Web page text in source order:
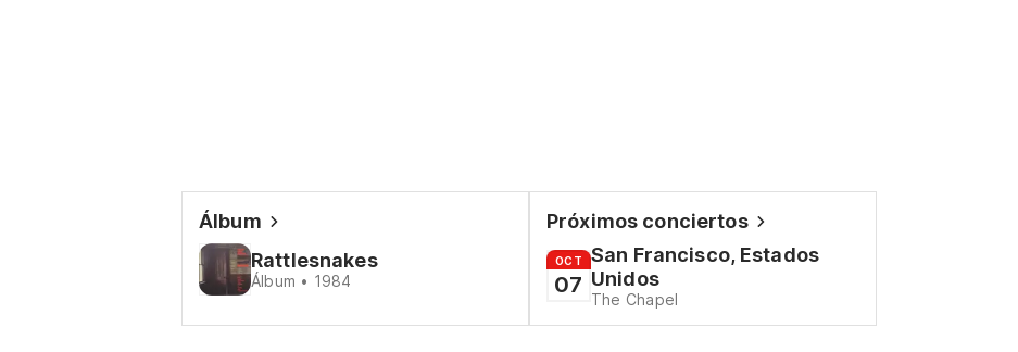
Álbum
Rattlesnakes
Álbum • 1984
Próximos conciertos
OCT
07
San Francisco, Estados
Unidos
The Chapel